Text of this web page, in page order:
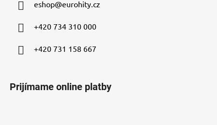
eshop@eurohity.cz
+420 734 310 000
+420 731 158 667
Prijímame online platby